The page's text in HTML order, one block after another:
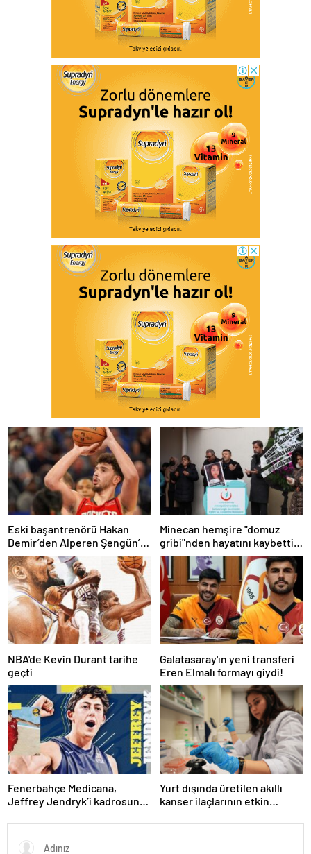
Eski başantrenörü Hakan
Demir’den Alperen Şengün’e
övgü
Minecan hemşire "domuz
gribi"nden hayatını kaybetti –
Haberler | Sağlık Haberleri
NBA'de Kevin Durant tarihe
geçti
Galatasaray'ın yeni transferi
Eren Elmalı formayı giydi!
Fenerbahçe Medicana,
Jeffrey Jendryk’i kadrosuna
Yurt dışında üretilen akıllı
kanser ilaçlarının etkin
geliştirildi | Sağlık Haberleri